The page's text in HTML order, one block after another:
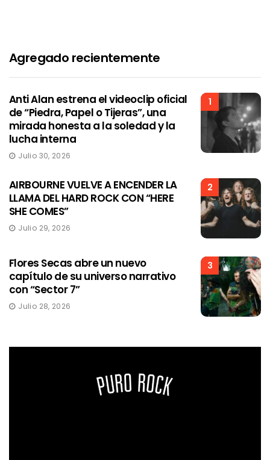
Agregado recientemente
1
Anti Alan estrena el videoclip oficial
de “Piedra, Papel o Tijeras”, una
mirada honesta a la soledad y la
lucha interna
Julio 30, 2026
2
AIRBOURNE VUELVE A ENCENDER LA
LLAMA DEL HARD ROCK CON “HERE
SHE COMES”
Julio 29, 2026
3
Flores Secas abre un nuevo
capítulo de su universo narrativo
con “Sector 7”
Julio 28, 2026